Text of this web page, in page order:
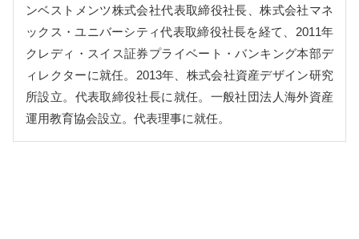
ンベストメンツ株式会社代表取締役社長、株式会社マネ
ックス・ユニバーシティ代表取締役社長を経て、2011年
クレディ・スイス証券プライベート・バンキング本部デ
ィレクターに就任。2013年、株式会社資産デザイン研究
所設立。代表取締役社長に就任。一般社団法人海外資産
運用教育協会設立。代表理事に就任。